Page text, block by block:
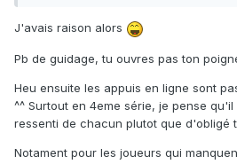
J'avais raison alors
Pb de guidage, tu ouvres pas ton
Heu ensuite les appuis en ligne sont
^^ Surtout en 4eme série, je pense
ressenti de chacun plutot que d'obligé
Notament pour les joueurs qui